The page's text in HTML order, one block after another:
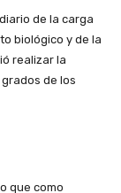
de la carga
biológico y de la
realizar la
de los
que como